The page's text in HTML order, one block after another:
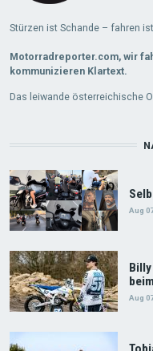
Stürzen ist Schande – fahren
Motorradreporter.com, wir
kommunizieren Klartext.
Das leiwande österreichische
Aug
Aug